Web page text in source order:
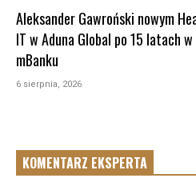
Aleksander Gawroński nowym
IT w Aduna Global po 15 latach w
mBanku
6 sierpnia, 2026
KOMENTARZ EKSPERTA